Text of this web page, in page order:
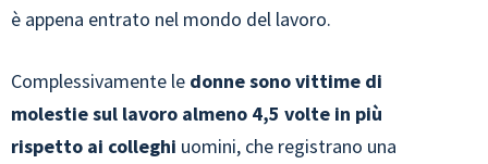
è appena entrato nel mondo del lavoro.
Complessivamente le donne sono vittime di
molestie sul lavoro almeno 4,5 volte in più
rispetto ai colleghi uomini, che registrano una